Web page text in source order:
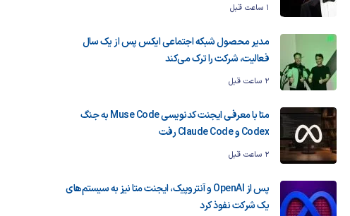
1 ساعت قبل
مدیر محصول شبکه اجتماعی ایکس پس از یک سال
فعالیت، شرکت را ترک می‌کند
2 ساعت قبل
متا با معرفی ایجنت کدنویسی Muse Code به جنگ
Codex و Claude Code رفت
2 ساعت قبل
پس از OpenAI و آنتروپیک، ایجنت متا نیز به سیستم‌های
یک شرکت نفوذ کرد